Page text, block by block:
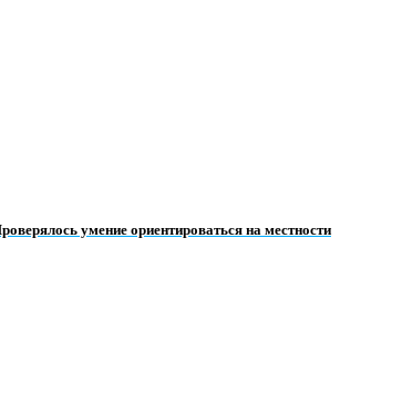
умение ориентироваться на местности